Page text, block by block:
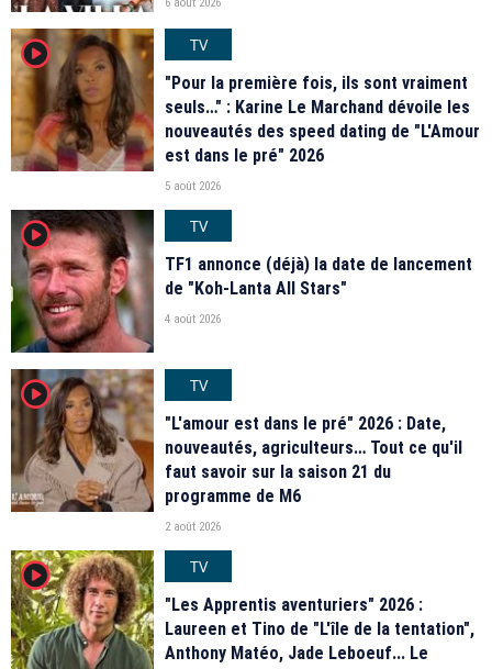
player2
TV
"Pour la première fois, ils sont vraiment
seuls…" : Karine Le Marchand dévoile les
nouveautés des speed dating de "L'Amour
est dans le pré" 2026
5 août 2026
player2
TV
TF1 annonce (déjà) la date de lancement
de "Koh-Lanta All Stars"
4 août 2026
player2
TV
"L'amour est dans le pré" 2026 : Date,
nouveautés, agriculteurs… Tout ce qu'il
faut savoir sur la saison 21 du
programme de M6
2 août 2026
player2
TV
"Les Apprentis aventuriers" 2026 :
Laureen et Tino de "L'île de la tentation",
Anthony Matéo, Jade Leboeuf... Le